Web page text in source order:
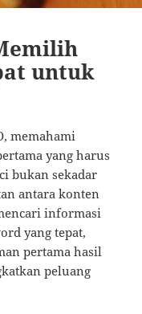
untuk
memahami
yang harus
bukan sekadar
antara konten
informasi
yang tepat,
pertama hasil
peluang